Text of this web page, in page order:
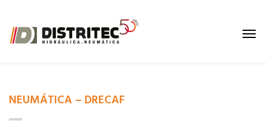
NEUMÁTICA – DRECAF